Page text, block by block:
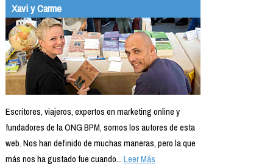
Xavi y Carme
Escritores, viajeros, expertos en marketing online y
fundadores de la ONG BPM, somos los autores de esta
web. Nos han definido de muchas maneras, pero la que
más nos ha gustado fue cuando...Leer Más